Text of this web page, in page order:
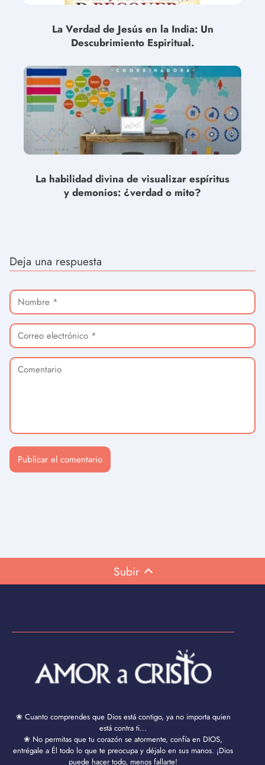
La Verdad de Jesús en la India: Un
Descubrimiento Espiritual.
La habilidad divina de visualizar espíritus
y demonios: ¿verdad o mito?
Deja una respuesta
Subir
❀ Cuanto comprendes que Dios está contigo, ya no importa quien
está contra ti...
❀ No permitas que tu corazón se atormente, confía en DIOS,
entrégale a Él todo lo que te preocupa y déjalo en sus manos. ¡Dios
puede hacer todo, menos fallarte!